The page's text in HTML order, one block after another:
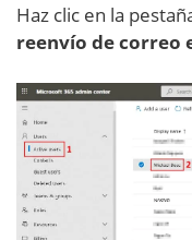
Haz clic en la
reenvío de correo